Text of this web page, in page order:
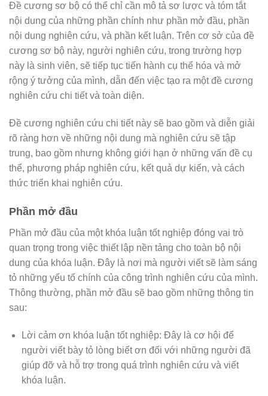
Đề cương sơ bộ có thể chỉ cần mô tả sơ lược và tóm tắt
nội dung của những phần chính như phần mở đầu, phần
nội dung nghiên cứu, và phần kết luận. Trên cơ sở của đề
cương sơ bộ này, người nghiên cứu, trong trường hợp
này là sinh viên, sẽ tiếp tục tiến hành cụ thể hóa và mở
rộng ý tưởng của mình, dẫn đến việc tạo ra một đề cương
nghiên cứu chi tiết và toàn diện.
Đề cương nghiên cứu chi tiết này sẽ bao gồm và diễn giải
rõ ràng hơn về những nội dung mà nghiên cứu sẽ tập
trung, bao gồm nhưng không giới hạn ở những vấn đề cụ
thể, phương pháp nghiên cứu, kết quả dự kiến, và cách
thức triển khai nghiên cứu.
Phần mở đầu
Phần mở đầu của một khóa luận tốt nghiệp đóng vai trò
quan trọng trong việc thiết lập nền tảng cho toàn bộ nội
dung của khóa luận. Đây là nơi mà người viết sẽ làm sáng
tỏ những yếu tố chính của công trình nghiên cứu của mình.
Thông thường, phần mở đầu sẽ bao gồm những thông tin
sau:
Lời cảm ơn khóa luận tốt nghiệp: Đây là cơ hội để
người viết bày tỏ lòng biết ơn đối với những người đã
giúp đỡ và hỗ trợ trong quá trình nghiên cứu và viết
khóa luận.